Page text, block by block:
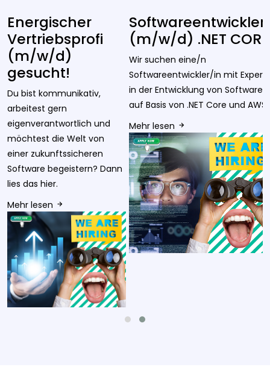
Energischer
Vertriebsprofi
(m/w/d)
gesucht!
Du bist kommunikativ,
arbeitest gern
eigenverantwortlich und
möchtest die Welt von
einer zukunftssicheren
Software begeistern? Dann
lies das hier.
Mehr lesen
(m/w/d) .NET CORE
Wir suchen eine/n
Softwareentwickler/in mit
in der Entwicklung von Software
auf Basis von .NET Core und AWS
Mehr lesen